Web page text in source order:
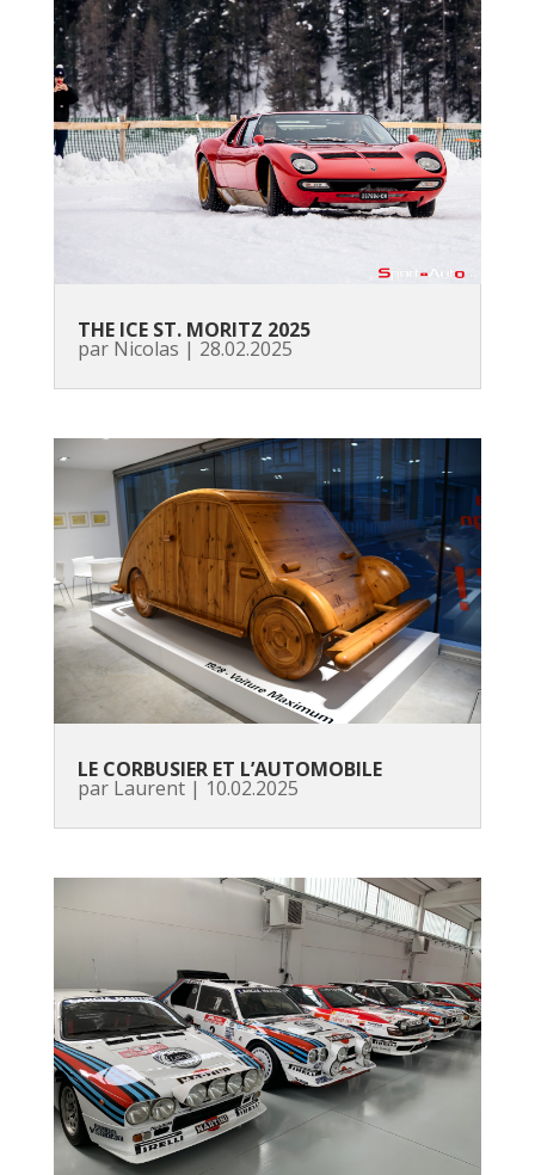
THE ICE ST. MORITZ 2025
par Nicolas | 28.02.2025
LE CORBUSIER ET L’AUTOMOBILE
par Laurent| 10.02.2025